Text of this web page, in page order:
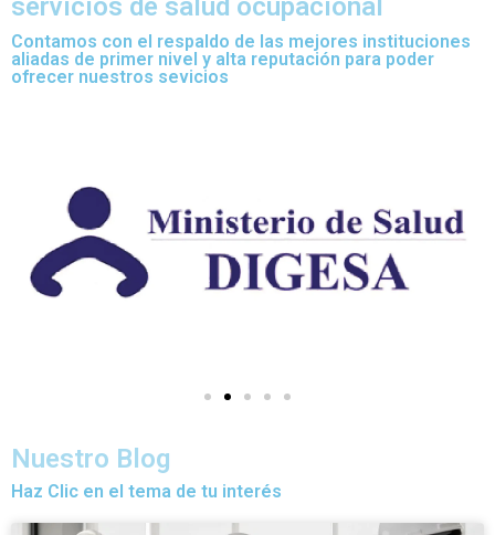
servicios de salud ocupacional
Contamos con el respaldo de las mejores instituciones
aliadas de primer nivel y alta reputación para poder
ofrecer nuestros sevicios
Nuestro Blog
Haz Clic en el tema de tu interés